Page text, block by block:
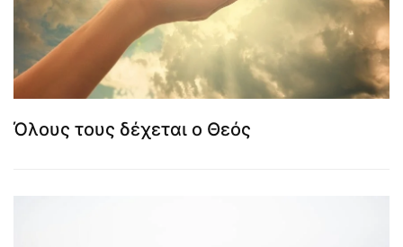
Όλους τους δέχεται ο Θεός